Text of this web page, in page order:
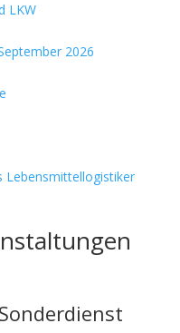
LKW
2026
Lebensmittellogistiker